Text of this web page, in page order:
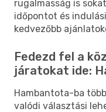
rugalmasság is
időpontot és
kedvezőbb
Fedezd fel a
járatokat ide:
Hambantota-ba
valódi választási